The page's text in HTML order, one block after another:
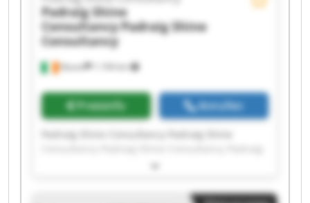
Navan 1.194 km
Padraig Shine
ConsultancyPadraig Shine
Consultancy
Preisinfo Anrufen
Padraig Shine Consultancy Padraig Shine
Shine Consultancy Padraig Shine Consultancy
Consultancy Padraig Shine Consultancy Padraig